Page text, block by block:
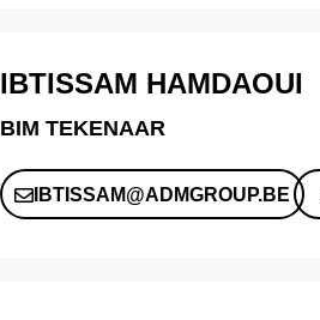
IBTISSAM HAMDAOUI
BIM TEKENAAR
IBTISSAM@ADMGROUP.BE